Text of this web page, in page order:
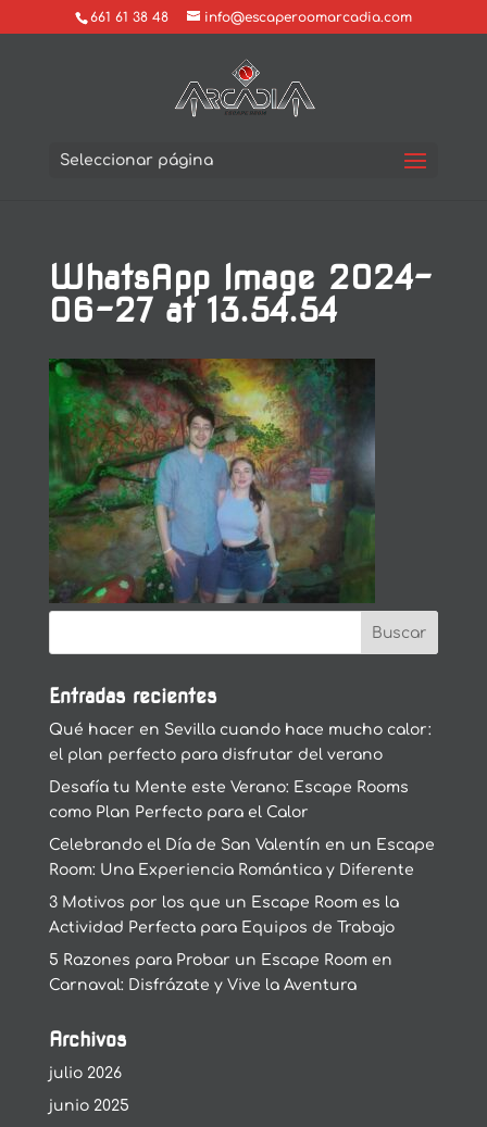
661 61 38 48 info@escaperoomarcadia.com
Seleccionar página
WhatsApp Image 2024-
06-27 at 13.54.54
Entradas recientes
Qué hacer en Sevilla cuando hace mucho calor:
el plan perfecto para disfrutar del verano
Desafía tu Mente este Verano: Escape Rooms
como Plan Perfecto para el Calor
Celebrando el Día de San Valentín en un Escape
Room: Una Experiencia Romántica y Diferente
3 Motivos por los que un Escape Room es la
Actividad Perfecta para Equipos de Trabajo
5 Razones para Probar un Escape Room en
Carnaval: Disfrázate y Vive la Aventura
Archivos
julio 2026
junio 2025